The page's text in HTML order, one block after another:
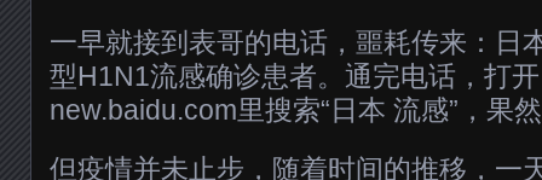
一早就接到表哥的电话，噩耗传来：日
型H1N1流感确诊患者。通完电话，打
new.baidu.com里搜索“日本 流感”，果
但疫情并未止步，随着时间的推移，一